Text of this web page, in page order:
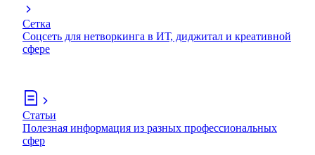
Сетка
Соцсеть для нетворкинга в ИТ, диджитал и креативной
сфере
Статьи
Полезная информация из разных профессиональных
сфер